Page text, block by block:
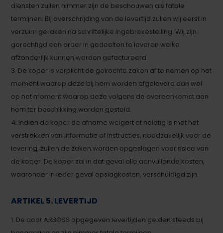
diensten zullen nimmer zijn de beschouwen als fatale
termijnen. Bij overschrijding van de levertijd zullen wij eerst in
verzuim geraken na schriftelijke ingebrekestelling. Wij zijn
gerechtigd een order in gedeelten te leveren welke
afzonderlijk kunnen worden gefactureerd.
3. De koper is verplicht de gekochte zaken af te nemen op het
moment waarop deze bij hem worden afgeleverd dan wel
op het moment waarop deze volgens de overeenkomst aan
hem ter beschikking worden gesteld.
4. Indien de koper de afname weigert of nalatig is met het
verstrekken van informatie of instructies, noodzakelijk voor de
levering, zullen de zaken worden opgeslagen voor risico van
de koper. De koper zal in dat geval alle aanvullende kosten,
waaronder in ieder geval opslagkosten, verschuldigd zijn.
ARTIKEL 5. LEVERTIJD
1. De door ARBOSS opgegeven levertijden gelden steeds bij